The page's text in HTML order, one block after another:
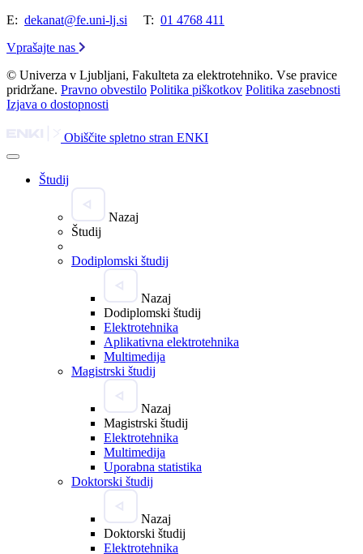
E: dekanat@fe.uni-lj.si T: 01 4768 411
Vprašajte nas
© Univerza v Ljubljani, Fakulteta za elektrotehniko. Vse pravice
pridržane. Pravno obvestilo Politika piškotkov Politika zasebnosti
Izjava o dostopnosti
Obiščite spletno stran ENKI
Študij
Nazaj
Študij
Dodiplomski študij
Nazaj
Dodiplomski študij
Elektrotehnika
Aplikativna elektrotehnika
Multimedija
Magistrski študij
Nazaj
Magistrski študij
Elektrotehnika
Multimedija
Uporabna statistika
Doktorski študij
Nazaj
Doktorski študij
Elektrotehnika